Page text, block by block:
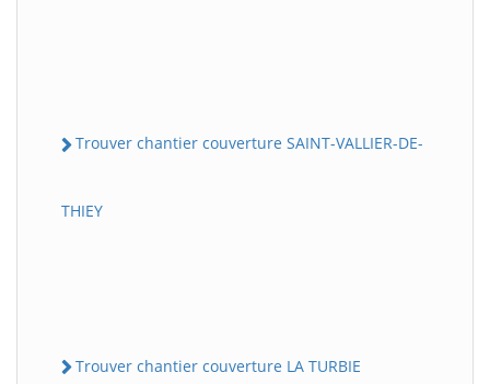
Trouver chantier couverture SAINT-VALLIER-DE-
THIEY
Trouver chantier couverture LA TURBIE